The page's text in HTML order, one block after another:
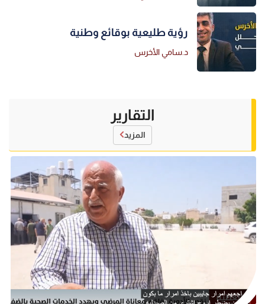
رؤية طليعية بوقائع وطنية
د.سامي الأخرس
التقارير
المزيد